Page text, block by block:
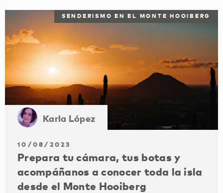
SENDERISMO EN EL MONTE HOOIBERG
Karla López
10/08/2023
Prepara tu cámara, tus botas y
acompáñanos a conocer toda la isla
desde el Monte Hooiberg